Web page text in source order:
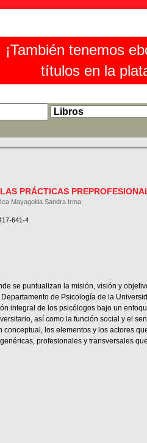
¡También tenemos
títulos en la
PRÁCTICAS
Mayagoitia Sandra Irma;
641-4
se puntualizan la misión, visión y
de Psicología de la
integral de los psicólogos bajo un
así como la función social y el
conceptual, los elementos y los actores
profesionales y transversales